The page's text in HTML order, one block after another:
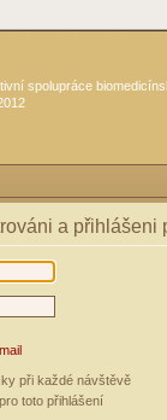
spolupráce
a přihlášeni
při každé návštěvě
toto přihlášení